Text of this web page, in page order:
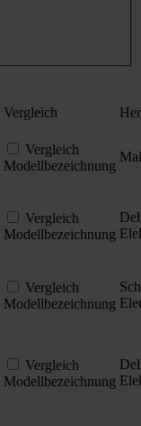
Vergleich
Vergleich
Modellbezeichnung
Vergleich
Modellbezeichnung
Vergleich
Modellbezeichnung
Vergleich
Modellbezeichnung